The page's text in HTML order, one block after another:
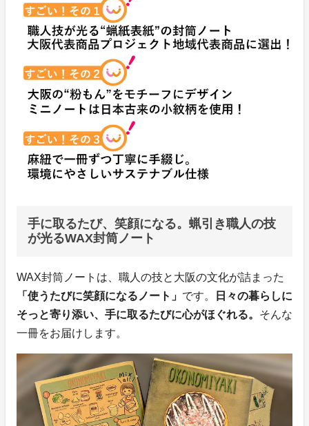
手に取るたび、笑顔になる。蝋引き職人の技
が光るWAX封筒ノート
WAX封筒ノートは、職人の技と大阪の文化が詰まった
「使うたびに笑顔になるノート」 です。
日々の暮らしに
そっと寄り添い、手に取るたびに心がほぐれる。 そんな
一冊をお届けします。